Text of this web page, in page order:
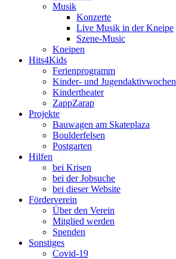
Musik
Konzerte
Live Musik in der Kneipe
Szene-Music
Kneipen
Hits4Kids
Ferienprogramm
Kinder- und Jugendaktivwochen
Kindertheater
ZappZarap
Projekte
Bauwagen am Skateplaza
Boulderfelsen
Postgarten
Hilfen
bei Krisen
bei der Jobsuche
bei dieser Website
Förderverein
Über den Verein
Mitglied werden
Spenden
Sonstiges
Covid-19